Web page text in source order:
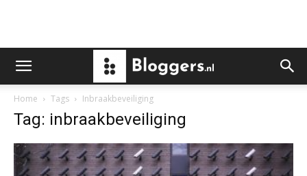
Home Tags Inbraakbeveiliging
Tag: inbraakbeveiliging